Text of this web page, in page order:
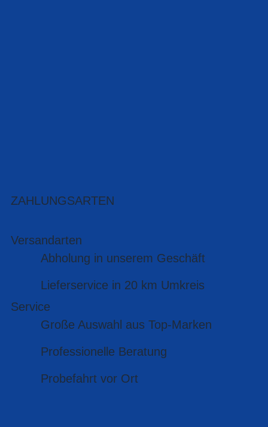
ZAHLUNGSARTEN
Versandarten
Abholung in unserem Geschäft
Lieferservice in 20 km Umkreis
Service
Große Auswahl aus Top-Marken
Professionelle Beratung
Probefahrt vor Ort